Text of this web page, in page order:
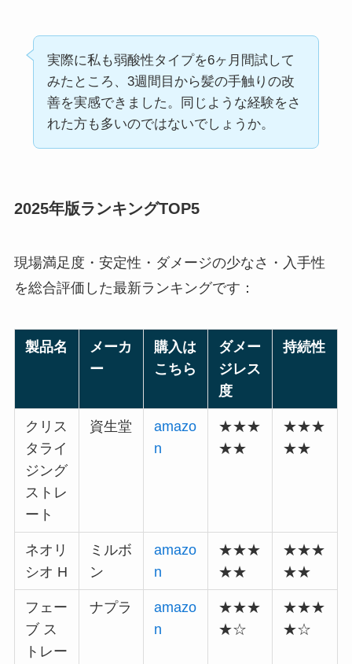
実際に私も弱酸性タイプを6ヶ月間試して
みたところ、3週間目から髪の手触りの改
善を実感できました。同じような経験をさ
れた方も多いのではないでしょうか。
2025年版ランキングTOP5
現場満足度・安定性・ダメージの少なさ・入手性
を総合評価した最新ランキングです：
製品名
メーカ
ー
購入は
こちら
ダメー
ジレス
度
持続性
クリス
タライ
ジング
ストレ
ート
資生堂
amazo
n
★★★
★★
★★★
★★
ネオリ
シオ H
ミルボ
ン
amazo
n
★★★
★★
★★★
★★
フェー
ブ ス
トレー
ナプラ
amazo
n
★★★
★☆
★★★
★☆